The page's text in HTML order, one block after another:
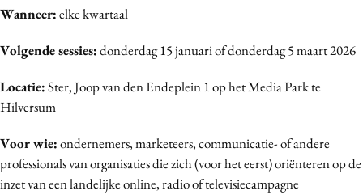
Wanneer:elke kwartaal
Volgende sessies:donderdag 15 januari of donderdag 5 maart 2026
Locatie:Ster, Joop van den Endeplein 1 op het Media Park te
Hilversum
Voor wie:ondernemers, marketeers, communicatie- of andere
professionals van organisaties die zich (voor het eerst) oriënteren op de
inzet van een landelijke online, radio of televisiecampagne